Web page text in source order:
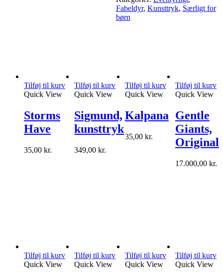
Fabeldyr, Kunsttryk, Særligt for
børn
Tilføj til kurv
Quick View
Storms
Have
35,00 kr.
Tilføj til kurv
Quick View
Sigmund,
kunsttryk
349,00kr.
Tilføj til kurv
Quick View
Kalpana
35,00 kr.
Tilføj til kurv
Quick View
Gentle
Giants,
Original
17.000,00 kr.
Tilføj til kurv
Quick View
Tilføj til kurv
Quick View
Tilføj til kurv
Quick View
Tilføj til kurv
Quick View